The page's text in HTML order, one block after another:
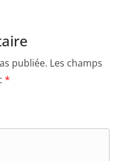
publiée. Les champs
*